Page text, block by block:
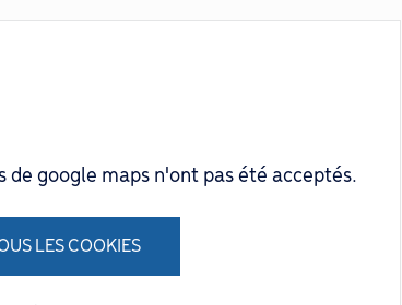
de google maps n'ont pas été acceptés.
LES COOKIES